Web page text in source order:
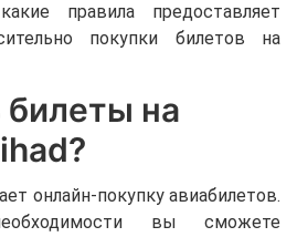
правила предоставляет
покупки билетов на
билеты на
онлайн-покупку авиабилетов.
вы сможете